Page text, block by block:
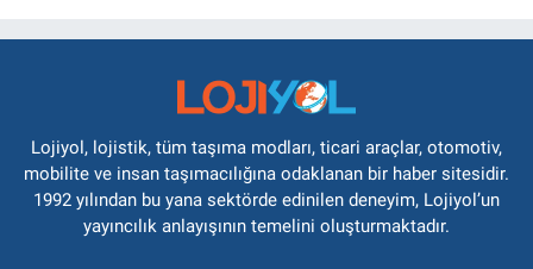
Lojiyol, lojistik, tüm taşıma modları, ticari araçlar, otomotiv,
mobilite ve insan taşımacılığına odaklanan bir haber sitesidir.
1992 yılından bu yana sektörde edinilen deneyim, Lojiyol’un
yayıncılık anlayışının temelini oluşturmaktadır.